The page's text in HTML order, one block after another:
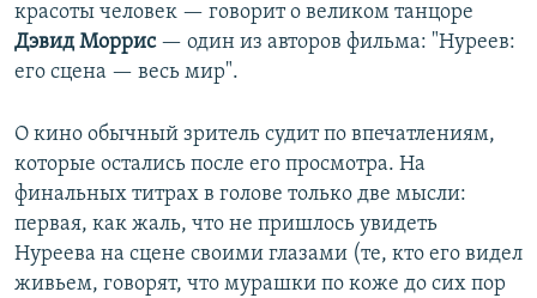
красоты человек — говорит о великом танцоре
Дэвид Моррис— один из авторов фильма: "Нуреев:
его сцена — весь мир".
О кино обычный зритель судит по впечатлениям,
которые остались после его просмотра. На
финальных титрах в голове только две мысли:
первая, как жаль, что не пришлось увидеть
Нуреева на сцене своими глазами (те, кто его видел
живьем, говорят, что мурашки по коже до сих пор